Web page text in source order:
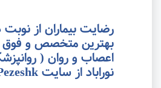
رضایت بیماران از نوبت
بهترین متخصص و
اعصاب و روان (
نوراباد از سایت Sina Pezeshk